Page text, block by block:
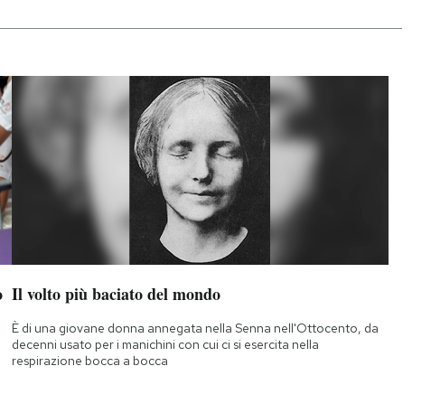
Il volto più baciato del mondo
È di una giovane donna annegata nella Senna nell'Ottocento, da
decenni usato per i manichini con cui ci si esercita nella
respirazione bocca a bocca